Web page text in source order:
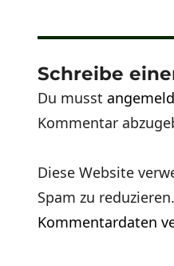
Schreibe
Du musst
Kommentar
Diese Website
Spam zu reduzieren.
Kommentardaten